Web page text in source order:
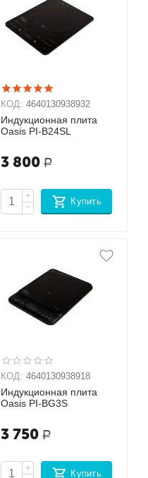
КОД: 4640130938932
Индукционная плита
Oasis РI-B24SL
3 800 Р
+
−
Купить
КОД: 4640130938918
Индукционная плита
Oasis РI-BG3S
3 750 Р
+
Купить